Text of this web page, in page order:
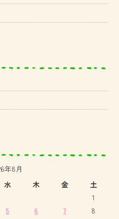
年8月
水 木 金
土
1
5 6 7
8